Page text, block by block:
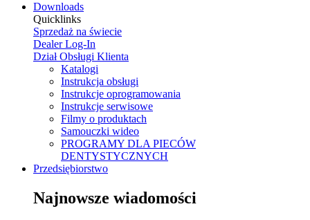
Downloads
Quicklinks
Sprzedaż na świecie
Dealer Log-In
Dział Obsługi Klienta
Katalogi
Instrukcja obsługi
Instrukcje oprogramowania
Instrukcje serwisowe
Filmy o produktach
Samouczki wideo
PROGRAMY DLA PIECÓW
DENTYSTYCZNYCH
Przedsiębiorstwo
Najnowsze wiadomości